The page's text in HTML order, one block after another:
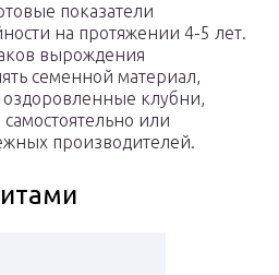
показатели
на протяжении 4-5 лет.
вырождения
семенной материал,
оздоровленные клубни,
или
производителей.